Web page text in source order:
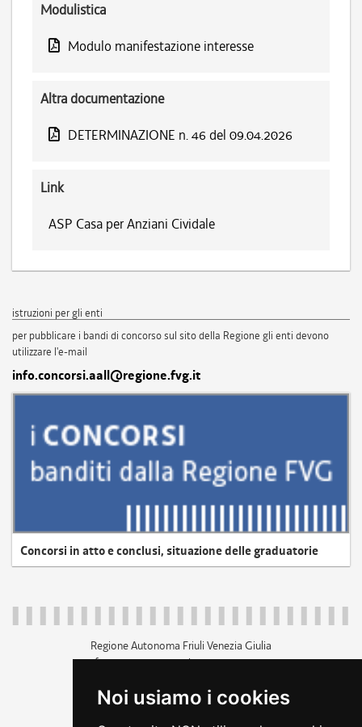
Noi usiamo i cookies
Modulistica
Modulo manifestazione interesse
Altra documentazione
DETERMINAZIONE n. 46 del 09.04.2026
Link
ASP Casa per Anziani Cividale
istruzioni per gli enti
per pubblicare i bandi di concorso sul sito della Regione gli enti devono
utilizzare l'e-mail
info.concorsi.aall@regione.fvg.it
Concorsi in atto e conclusi, situazione delle graduatorie
Regione Autonoma Friuli Venezia Giulia
c.f. 80014930327; p.iva 00526040324
+39 040 3771111